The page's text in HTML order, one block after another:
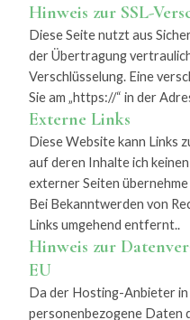
Hinweis zur SSL-
Diese Seite nutzt aus
der Übertragung
Verschlüsselung. Eine
Sie am „https://“ in der
Externe Links
Diese Website kann Links
auf deren Inhalte ich
externer Seiten
Bei Bekanntwerden von
Links umgehend entfernt..
Hinweis zur
EU
Da der Hosting-Anbieter
personenbezogene Daten